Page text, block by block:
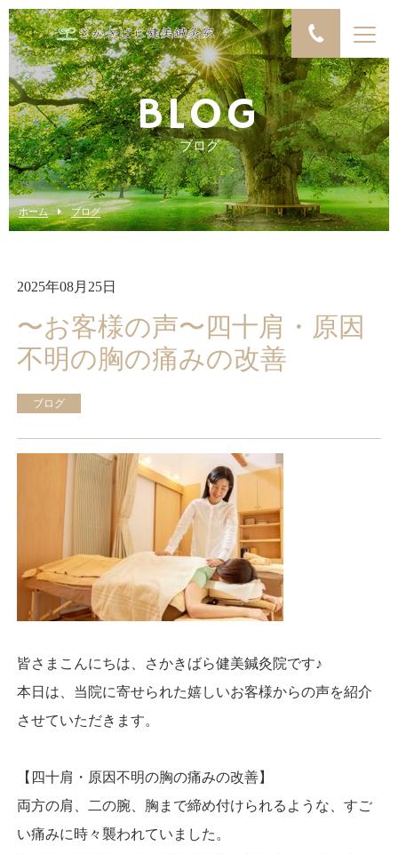
BLOG
ブログ
ホーム ブログ
2025年08月25日
〜お客様の声〜四十肩・原因
不明の胸の痛みの改善
ブログ
皆さまこんにちは、さかきばら健美鍼灸院です♪
本日は、当院に寄せられた嬉しいお客様からの声を紹介
させていただきます。
【四十肩・原因不明の胸の痛みの改善】
両方の肩、二の腕、胸まで締め付けられるような、すご
い痛みに時々襲われていました。